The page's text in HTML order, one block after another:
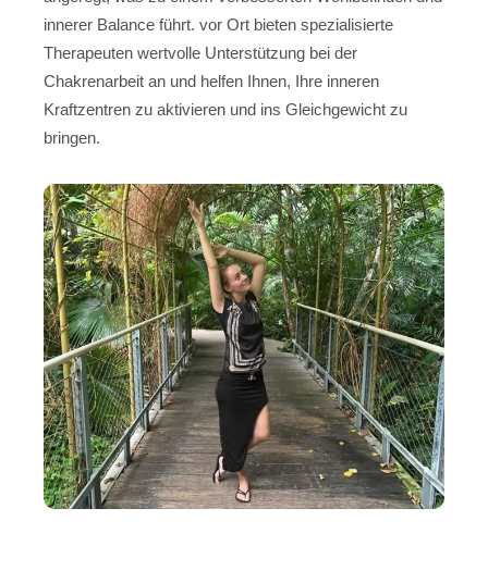
innerer Balance führt. vor Ort bieten spezialisierte
Therapeuten wertvolle Unterstützung bei der
Chakrenarbeit an und helfen Ihnen, Ihre inneren
Kraftzentren zu aktivieren und ins Gleichgewicht zu
bringen.